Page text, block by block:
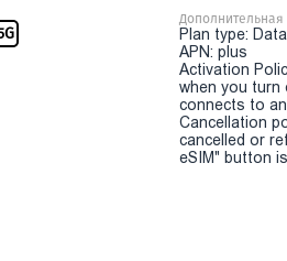
Plan type:
APN: plus
Activation
when you turn
connects to
Cancellation
cancelled or
eSIM" button is